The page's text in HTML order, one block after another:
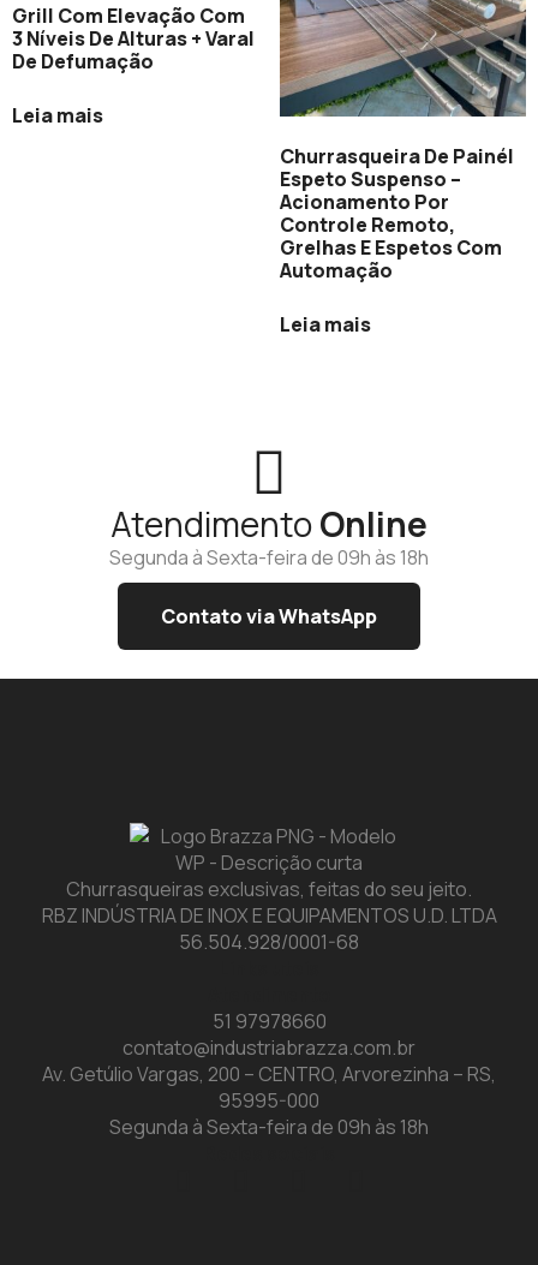
Grill Com Elevação Com
3 Níveis De Alturas + Varal
De Defumação
Leia mais
Churrasqueira De Painél
Espeto Suspenso –
Acionamento Por
Controle Remoto,
Grelhas E Espetos Com
Automação
Leia mais
AtendimentoOnline
Segunda à Sexta-feira de 09h às 18h
Contato via WhatsApp
Churrasqueiras exclusivas, feitas do seu jeito.
RBZ INDÚSTRIA DE INOX E EQUIPAMENTOS U.D. LTDA
56.504.928/0001-68
51 97978660
contato@industriabrazza.com.br
Av. Getúlio Vargas, 200 – CENTRO, Arvorezinha – RS,
95995-000
Segunda à Sexta-feira de 09h às 18h